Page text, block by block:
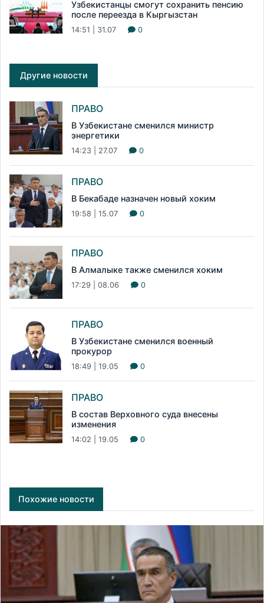
Узбекистанцы смогут сохранить пенсию
после переезда в Кыргызстан
14:51 | 31.07 0
Другие новости
ПРАВО
В Узбекистане сменился министр
энергетики
14:23 | 27.07 0
ПРАВО
В Бекабаде назначен новый хоким
19:58 | 15.07 0
ПРАВО
В Алмалыке также сменился хоким
17:29 | 08.06 0
ПРАВО
В Узбекистане сменился военный
прокурор
18:49 | 19.05 0
ПРАВО
В состав Верховного суда внесены
изменения
14:02 | 19.05 0
Похожие новости